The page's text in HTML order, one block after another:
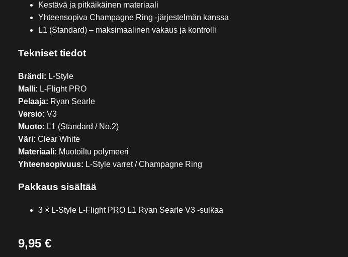
Kestävä ja pitkäikäinen materiaali
Yhteensopiva Champagne Ring -järjestelmän kanssa
L1 (Standard) – maksimaalinen vakaus ja kontrolli
Tekniset tiedot
Brändi: L-Style
Malli: L-Flight PRO
Pelaaja: Ryan Searle
Versio: V3
Muoto: L1 (Standard / No.2)
Väri: Clear White
Materiaali: Muotoiltu polymeeri
Yhteensopivuus: L-Style varret / Champagne Ring
Pakkaus sisältää
3 × L-Style L-Flight PRO L1 Ryan Searle V3 -sulkaa
9,95 €